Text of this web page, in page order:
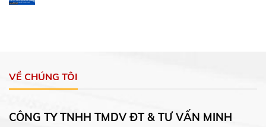
VỀ CHÚNG TÔI
CÔNG TY TNHH TMDV ĐT & TƯ VẤN MINH